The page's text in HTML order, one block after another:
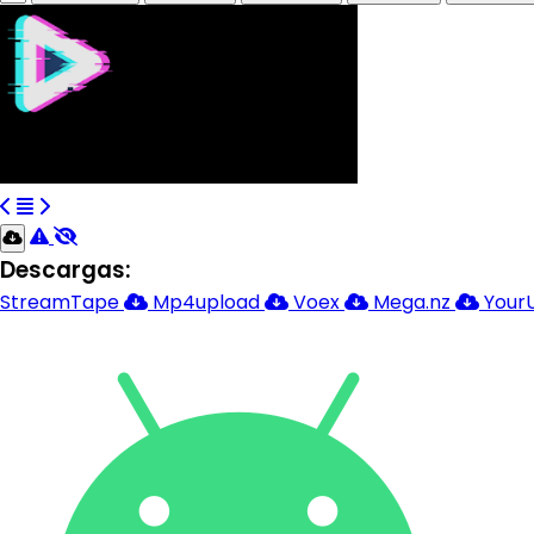
Descargas:
StreamTape Mp4upload Voex Mega.nz